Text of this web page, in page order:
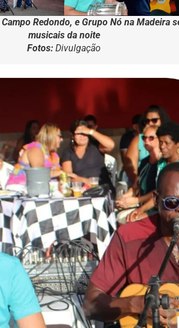
Redondo, e Grupo Nó na Madeira
musicais da noite
Fotos: Divulgação